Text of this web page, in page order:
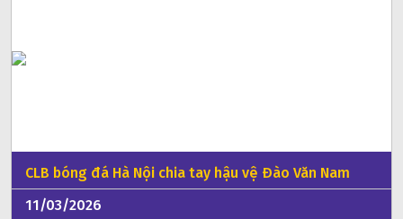
CLB bóng đá Hà Nội chia tay hậu vệ Đào Văn Nam
11/03/2026